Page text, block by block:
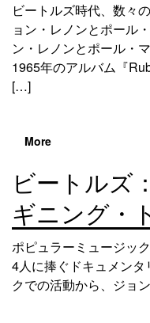
ビートルズ時代、数々
ョン・レノンとポール
ン・レノンとポール・
1965年のアルバム『
[…]
More
ビートルズ
ギニング・
ポピュラーミュージッ
4人に捧ぐドキュメン
クでの活動から、ジョ